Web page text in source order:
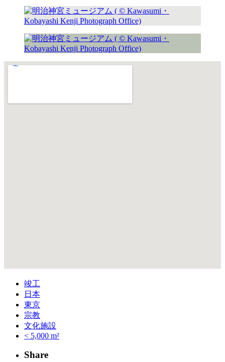
竣工
日本
東京
宗教
文化施設
< 5,000 m²
Share